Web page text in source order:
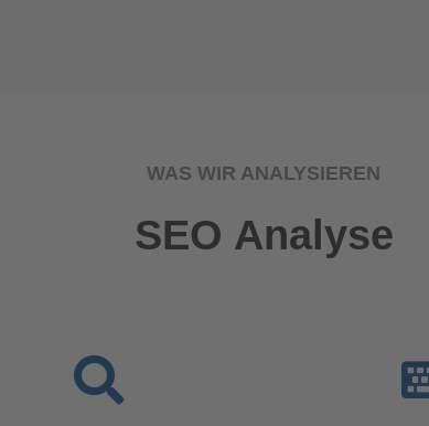
WAS WIR ANALYSIEREN
SEO Analyse